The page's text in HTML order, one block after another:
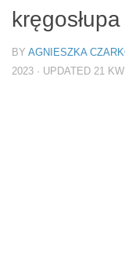
BY AGNIESZKA
2023 · UPDATED 21